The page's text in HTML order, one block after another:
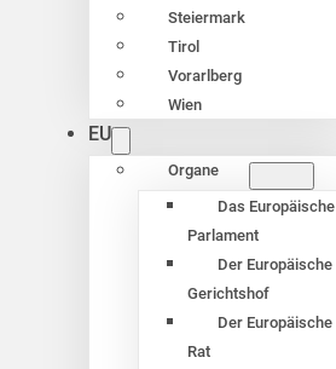
Steiermark
Tirol
Vorarlberg
Wien
EU
Organe
Das Europäische
Parlament
Der Europäische
Gerichtshof
Der Europäische
Rat